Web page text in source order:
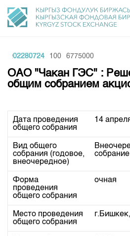
Финансовый рынок KG
Общая информация
Акционеры
Руководство
Внутренний аудитор
Комитеты
Участники торгов
Наши партнеры
Направления
Товарно-сырьевой сектор
Листинг
Центр раскрытия
Тарифы
Аналитика
Финансовый рынок KG
Нормативная база
Биржевая деятельность
Депозитарная деятельность
Центр раскрытия
Статистика торгов
Итоги последних торгов
Архив торгов
Индекс и Капитализация
Учебный центр
Общая информация
План работы на год
100 6775000
ОАО "Чакан ГЭС" :
общим собранием
Дата проведения
общего собрания
14
Вид общего
собрания (годовое,
внеочередное)
Форма
проведения
общего собрания
очная
Место проведения
общего собрания